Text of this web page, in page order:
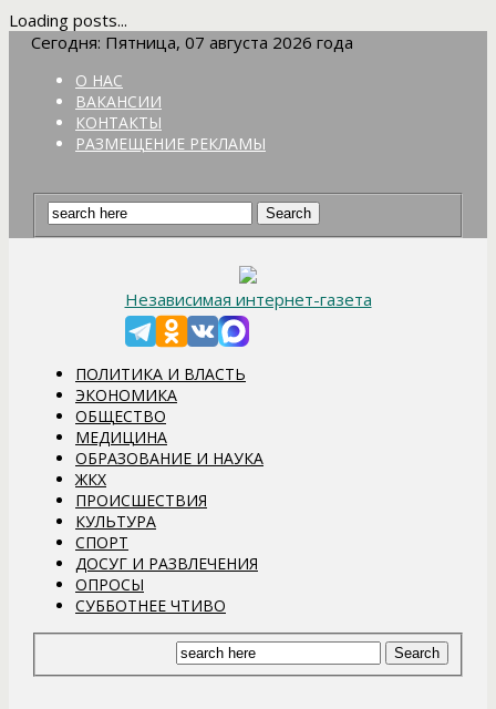
Loading posts...
Сегодня: Пятница, 07 августа 2026 года
О НАС
ВАКАНСИИ
КОНТАКТЫ
РАЗМЕЩЕНИЕ РЕКЛАМЫ
Независимая интернет-газета
ПОЛИТИКА И ВЛАСТЬ
ЭКОНОМИКА
ОБЩЕСТВО
МЕДИЦИНА
ОБРАЗОВАНИЕ И НАУКА
ЖКХ
ПРОИСШЕСТВИЯ
КУЛЬТУРА
СПОРТ
ДОСУГ И РАЗВЛЕЧЕНИЯ
ОПРОСЫ
СУББОТНЕЕ ЧТИВО